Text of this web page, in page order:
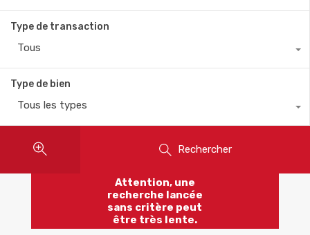
Type de transaction
Tous
Type de bien
Tous les types
Rechercher
Attention, une
recherche lancée
sans critère peut
être très lente.